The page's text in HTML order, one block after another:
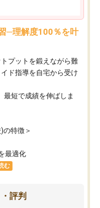
─理解度100％を叶
プットを鍛えながら難
ド指導を自宅から受け
最短で成績を伸ばしま
の特徴＞
最適化
む
評判